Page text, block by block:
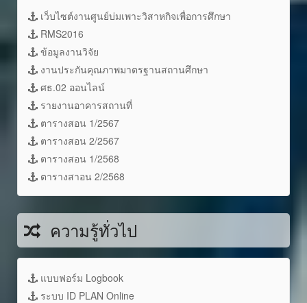
เว็บไซต์งานศูนย์บ่มเพาะวิสาหกิจเพื่อการศึกษา
RMS2016
ข้อมูลงานวิจัย
งานประกันคุณภาพมาตรฐานสถานศึกษา
ศธ.02 ออนไลน์
รายงานอาคารสถานที่
ตารางสอน 1/2567
ตารางสอน 2/2567
ตารางสอน 1/2568
ตารางสาอน 2/2568
ความรู้ทั่วไป
แบบฟอร์ม Logbook
ระบบ ID PLAN Online